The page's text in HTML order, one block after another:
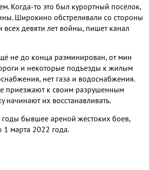
Когда-то это был курортный посёлок,
Широкино обстреливали со стороны
девяти лет войны, пишет канал
не до конца разминирован, от мин
и некоторые подъезды к жилым
нет газа и водоснабжения.
приезжают к своим разрушенным
начинают их восстанавливать.
бывшее ареной жестоких боев,
марта 2022 года.